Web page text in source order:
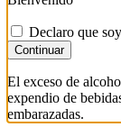
Declaro que
Continuar
El exceso de
expendio de
embarazadas.